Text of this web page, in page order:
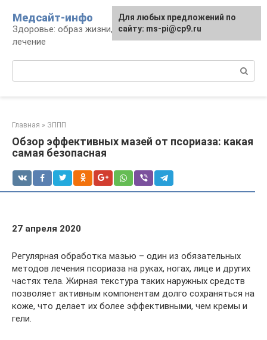
контенту
Медсайт-инфо
Здоровье: образ жизни, профилактика и
лечение
Главная » ЗППП
Обзор эффективных мазей от псориаза: какая
самая безопасная
27 апреля 2020
Регулярная обработка мазью – один из обязательных
методов лечения псориаза на руках, ногах, лице и других
частях тела. Жирная текстура таких наружных средств
позволяет активным компонентам долго сохраняться на
коже, что делает их более эффективными, чем кремы и
гели.
Для любых предложений по
сайту: ms-pi@cp9.ru